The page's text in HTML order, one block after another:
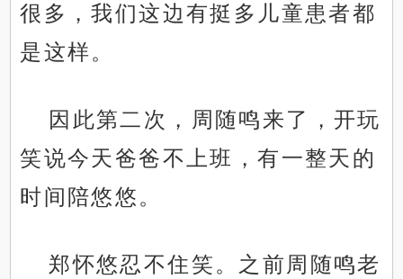
很多，我们这边有挺多儿童患者都
是这样。
因此第二次，周随鸣来了，开玩
笑说今天爸爸不上班，有一整天的
时间陪悠悠。
郑怀悠忍不住笑。之前周随鸣老